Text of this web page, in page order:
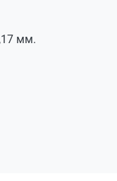
мм.